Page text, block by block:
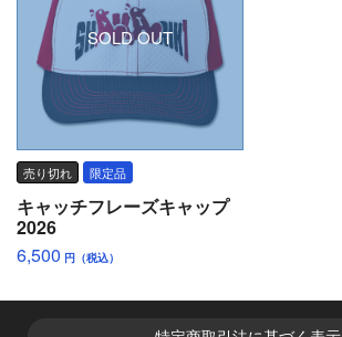
SOLD OUT
売り切れ 限定品
キャッチフレーズキャップ
2026
6,500 円（税込）